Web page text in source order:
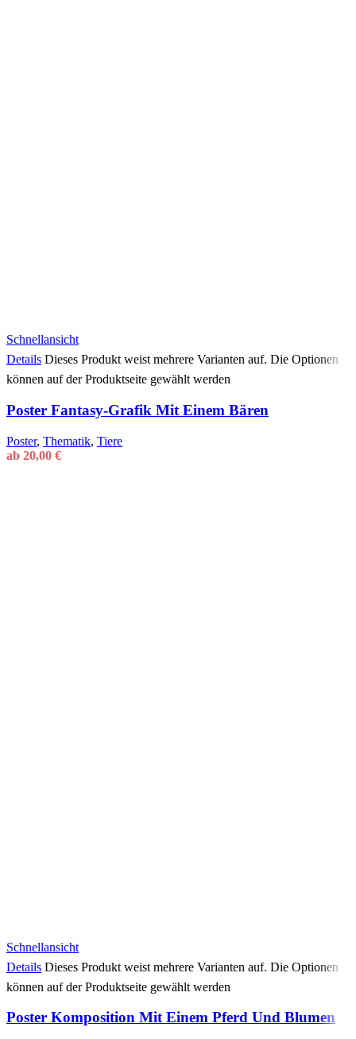
Schnellansicht
Details Dieses Produkt weist mehrere Varianten auf. Die Optionen
können auf der Produktseite gewählt werden
Poster Fantasy-Grafik Mit Einem Bären
Poster, Thematik, Tiere
ab 20,00 €
Schnellansicht
Details Dieses Produkt weist mehrere Varianten auf. Die Optionen
können auf der Produktseite gewählt werden
Poster Komposition Mit Einem Pferd Und Blumen